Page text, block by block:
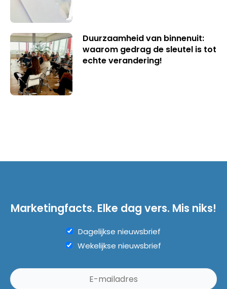
Duurzaamheid van binnenuit:
waarom gedrag de sleutel is tot
echte verandering!
Marketingfacts. Elke dag vers. Mis niks!
Dagelijkse nieuwsbrief
Wekelijkse nieuwsbrief